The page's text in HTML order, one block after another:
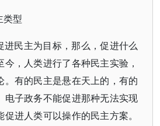
类型
进民主为目标，那么，促进什么
，人类进行了各种民主实验，
。有的民主是悬在天上的，有的
电子政务不能促进那种无法实现
进人类可以操作的民主方案。